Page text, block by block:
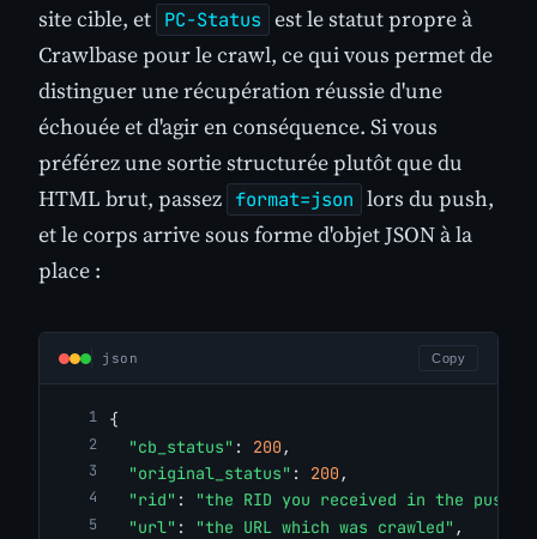
site cible, et PC-Status est le statut propre à
Crawlbase pour le crawl, ce qui vous permet de
distinguer une récupération réussie d'une
échouée et d'agir en conséquence. Si vous
préférez une sortie structurée plutôt que du
HTML brut, passez format=json lors du push,
et le corps arrive sous forme d'objet JSON à la
place :
json Copy
{
"cb_status" : 200 ,
"original_status" : 200 ,
"rid" :
"the RID you received in the push
"url" : "the URL which was crawled" ,